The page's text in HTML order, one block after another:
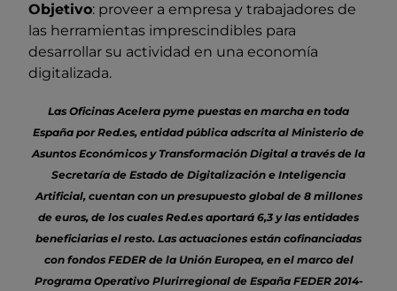
Objetivo: proveer a empresa y trabajadores de
las herramientas imprescindibles para
desarrollar su actividad en una economía
digitalizada.
Las Oficinas Acelera pyme puestas en marcha en toda
España por Red.es, entidad pública adscrita al Ministerio de
Asuntos Económicos y Transformación Digital a través de la
Secretaría de Estado de Digitalización e Inteligencia
Artificial, cuentan con un presupuesto global de 8 millones
de euros, de los cuales Red.es aportará 6,3 y las entidades
beneficiarias el resto. Las actuaciones están cofinanciadas
con fondos FEDER de la Unión Europea, en el marco del
Programa Operativo Plurirregional de España FEDER 2014-